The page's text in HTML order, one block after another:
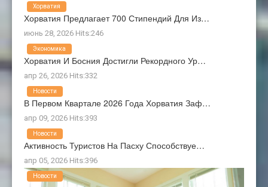
Хорватия Предлагает 700 Стипендий Для Из…
июнь 28, 2026 Hits:246
Хорватия
Хорватия И Босния Достигли Рекордного Ур…
апр 26, 2026 Hits:332
Экономика
В Первом Квартале 2026 Года Хорватия Заф…
апр 09, 2026 Hits:393
Новости
Активность Туристов На Пасху Способствуе…
апр 05, 2026 Hits:396
Новости
Новости